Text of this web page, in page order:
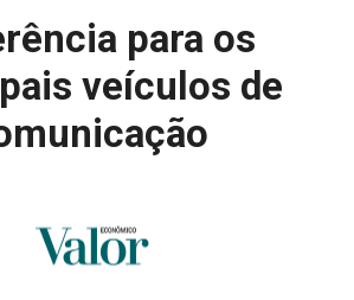
para os
veículos de